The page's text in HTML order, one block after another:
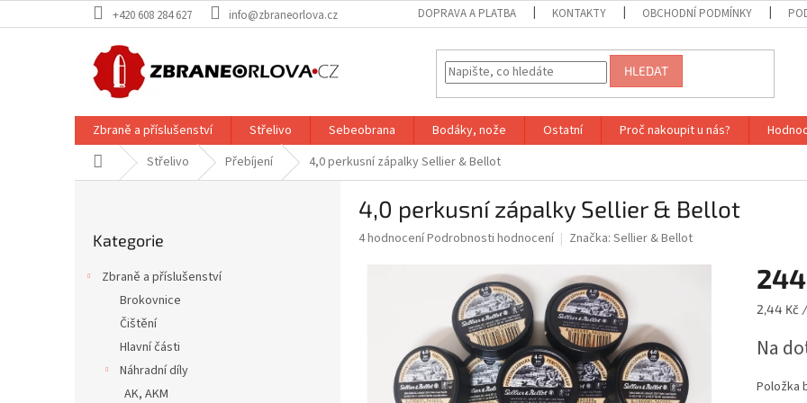
na
+420 608 284 627 info@zbraneorlova.cz DOPRAVA A PLATBA KONTAKTY OBCHODNÍ PODMÍNKY
HLEDAT
Zbraně a příslušenství Střelivo Sebeobrana Bodáky, nože Ostatní Proč nakoupit u nás?
Domů Střelivo Přebíjení 4,0 perkusní zápalky Sellier & Bellot
kategorie
Kategorie
Zbraně a příslušenství
Brokovnice
Čištění
Hlavní části
Náhradní díly
AK, AKM
4,0 perkusní zápalky Sellier & Bellot
Průměrné
hvězdiček.
4 hodnoceníPodrobnosti hodnocení Značka: Sellier & Bellot
Měrná
2,44 Kč
Na
Položka